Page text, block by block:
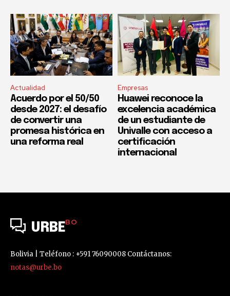
Actualidad
Acuerdo por el 50/50
desde 2027: el desafío
de convertir una
promesa histórica en
una reforma real
Empresas
Huawei reconoce la
excelencia académica
de un estudiante de
Univalle con acceso a
certificación
internacional
URBEBO
Bolivia | Teléfono : +591 76090008 Contáctanos:
notas@urbe.bo